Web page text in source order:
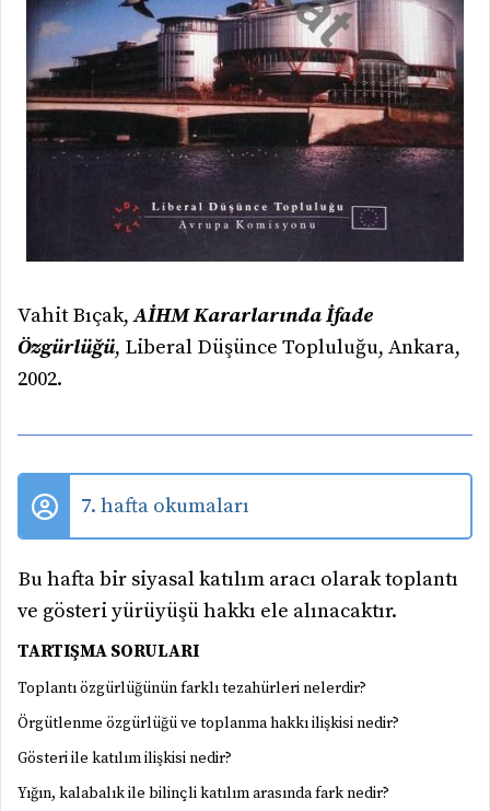
Vahit Bıçak,AİHM Kararlarında İfade
Özgürlüğü, Liberal Düşünce Topluluğu, Ankara,
2002.
7. hafta okumaları
Bu hafta bir siyasal katılım aracı olarak toplantı
ve gösteri yürüyüşü hakkı ele alınacaktır.
TARTIŞMA SORULARI
Toplantı özgürlüğünün farklı tezahürleri nelerdir?
Örgütlenme özgürlüğü ve toplanma hakkı ilişkisi nedir?
Gösteri ile katılım ilişkisi nedir?
Yığın, kalabalık ile bilinçli katılım arasında fark nedir?